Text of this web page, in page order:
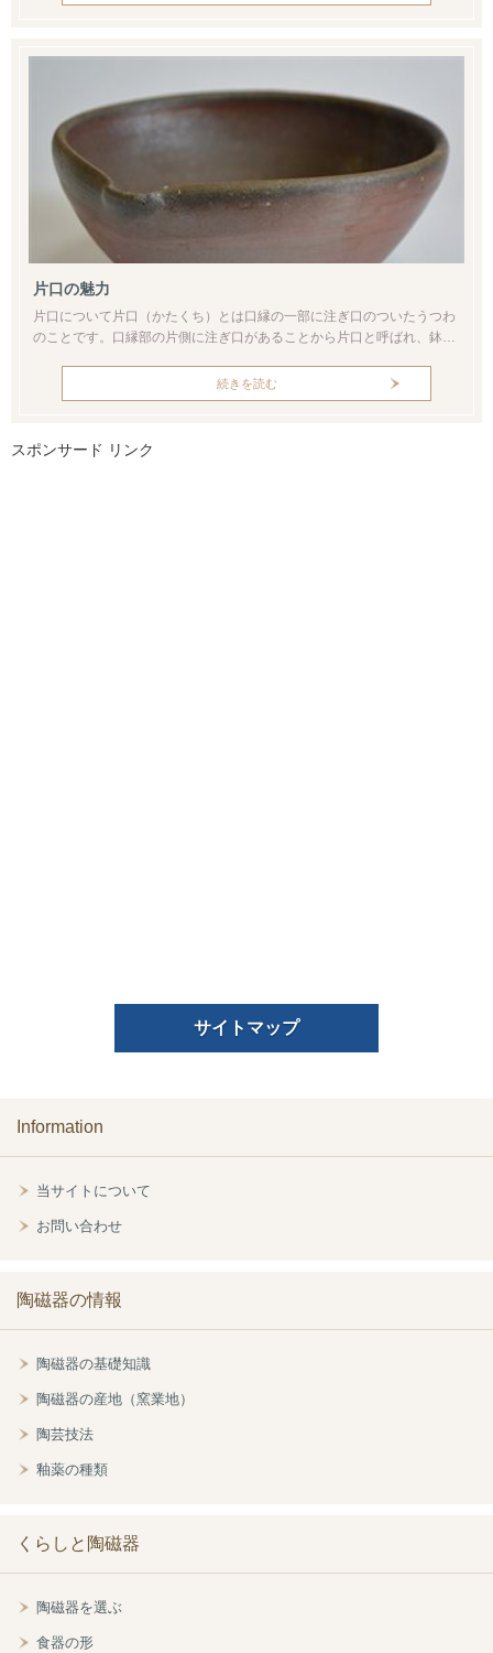
な見どころのひとつであり、高台の良し悪しは作品の出来・不出来にも
片口の魅力
片口について片口（かたくち）とは口縁の一部に注ぎ口のついたうつわ
のことです。口縁部の片側に注ぎ口があることから片口と呼ばれ、鉢や
弥生土器にも見られる馴染みのある形状です。一般的な用途は酒などの
液体をそそぐ注器、液体を計量して注ぐための計器のほか、普通に食材
体の中でアクセン...
続きを読む
スポンサード リンク
サイトマップ
Information
当サイトについて
お問い合わせ
陶磁器の情報
陶磁器の基礎知識
陶磁器の産地（窯業地）
陶芸技法
釉薬の種類
くらしと陶磁器
陶磁器を選ぶ
食器の形